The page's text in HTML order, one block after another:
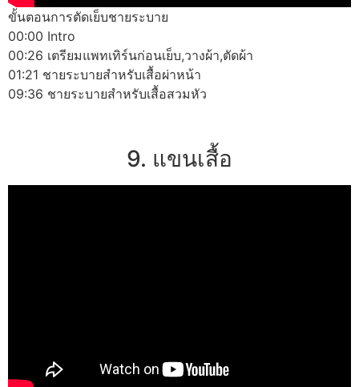
ขั้นตอนการตัดเย็บชายระบาย
00:00 Intro
00:26 เตรียมแพทเทิร์นก่อนเย็บ,วางผ้า,ตัดผ้า
01:21 ชายระบายสำหรับเสื้อผ่าหน้า
09:36 ชายระบายสำหรับเสื้อสวมหัว
9. แขนเสื้อ